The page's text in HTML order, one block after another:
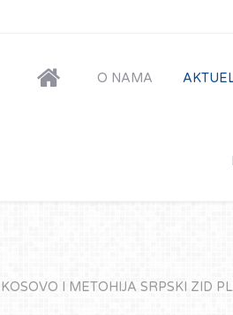
O NAMA
I METOHIJA SRPSKI ZID